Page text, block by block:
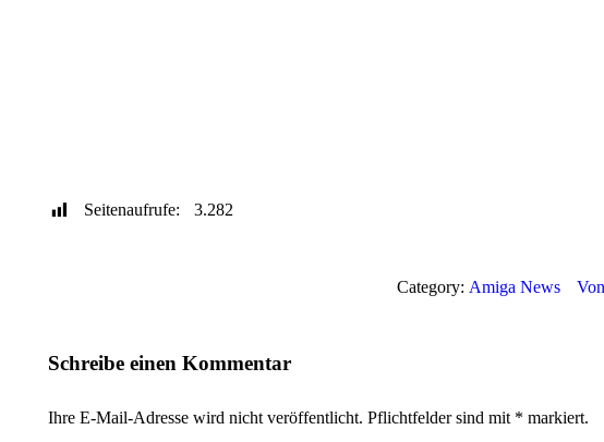
Seitenaufrufe: 3.282
Category: Amiga News Von
Schreibe einen Kommentar
Ihre E-Mail-Adresse wird nicht veröffentlicht. Pflichtfelder sind mit * markiert.